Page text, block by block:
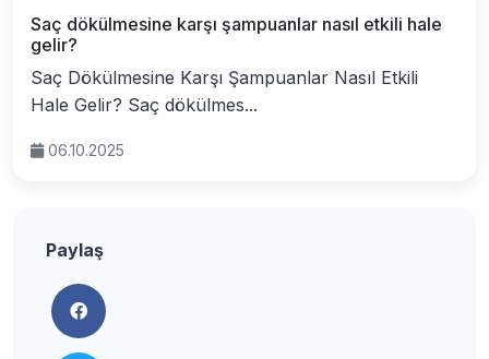
Saç dökülmesine karşı şampuanlar nasıl etkili hale
gelir?
Saç Dökülmesine Karşı Şampuanlar Nasıl Etkili
Hale Gelir? Saç dökülmes...
06.10.2025
Paylaş